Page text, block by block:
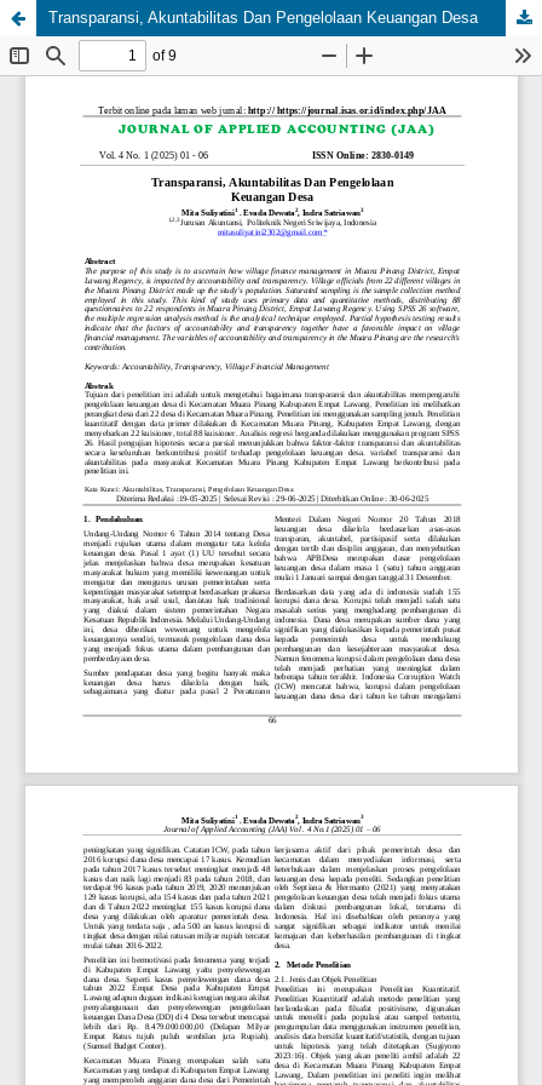
Transparansi, Akuntabilitas Dan Pengelolaan Keuangan Desa